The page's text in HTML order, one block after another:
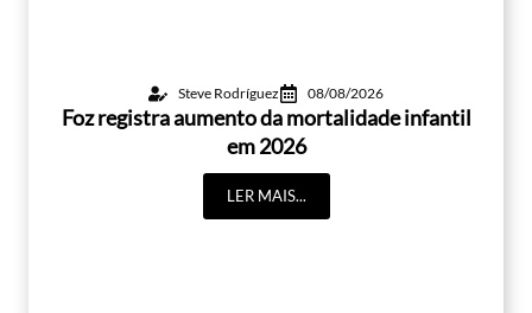
Steve Rodríguez 08/08/2026
Foz registra aumento da mortalidade infantil
em 2026
LER MAIS...